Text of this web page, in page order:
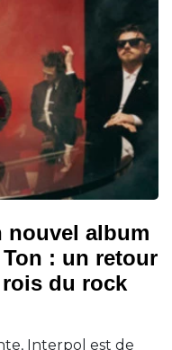
nouvel album
: un retour
du rock
Interpol est de